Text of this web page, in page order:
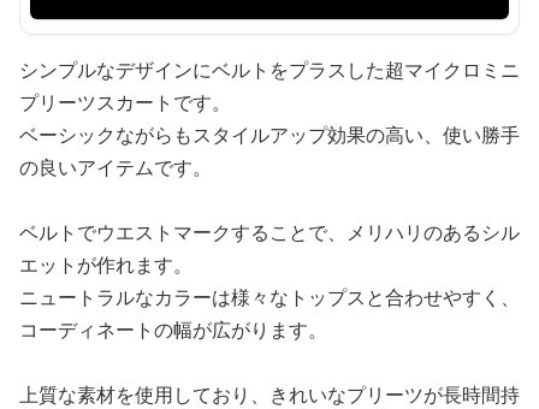
シンプルなデザインにベルトをプラスした超マイクロミニ
プリーツスカートです。
ベーシックながらもスタイルアップ効果の高い、使い勝手
の良いアイテムです。
ベルトでウエストマークすることで、メリハリのあるシル
エットが作れます。
ニュートラルなカラーは様々なトップスと合わせやすく、
コーディネートの幅が広がります。
上質な素材を使用しており、きれいなプリーツが長時間持